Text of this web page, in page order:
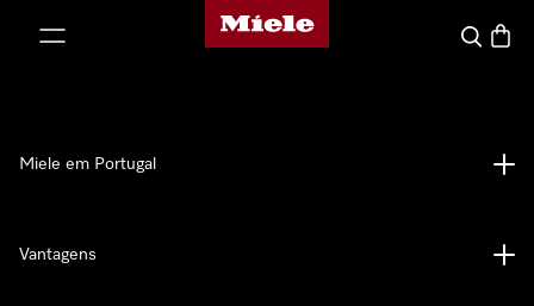
Página principal da Miele
Pesquisa
Miele em Portugal
Vantagens